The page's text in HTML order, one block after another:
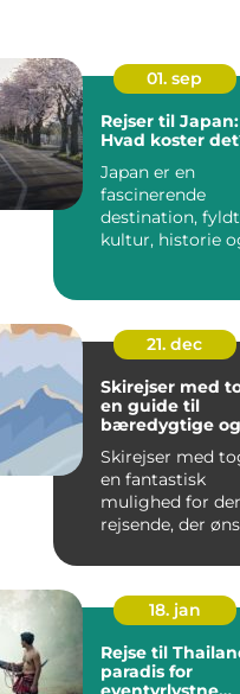
01. sep
Rejser til Japan:
Hvad koster
Japan er en
fascinerende
destination,
kultur, historie
21. dec
Skirejser med
en guide til
bæredygtige og
Skirejser med
en fantastisk
mulighed for
rejsende, der
bekvemm...
18. jan
Rejse til
paradis for